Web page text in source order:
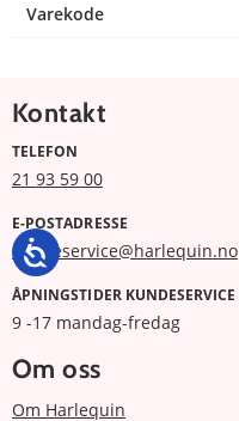
Varekode
Kontakt
TELEFON
21 93 59 00
E-POSTADRESSE
kundeservice@harlequin.no
ÅPNINGSTIDER KUNDESERVICE
9 -17 mandag-fredag
Om oss
Om Harlequin